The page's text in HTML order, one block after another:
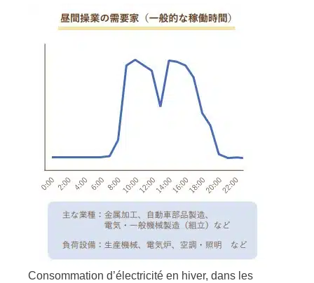
Consommation d’électricité en hiver, dans les